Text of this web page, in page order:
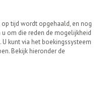
tijd wordt opgehaald, en nog
om die reden de mogelijkheid
kunt via het boekingssysteem
Bekijk hieronder de